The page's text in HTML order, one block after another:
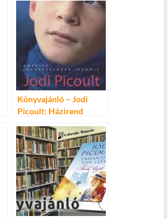
Könyvajánló – Jodi
Picoult: Házirend